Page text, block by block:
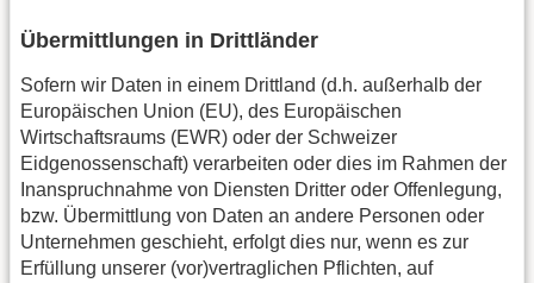
Übermittlungen in Drittländer
Sofern wir Daten in einem Drittland (d.h. außerhalb der
Europäischen Union (EU), des Europäischen
Wirtschaftsraums (EWR) oder der Schweizer
Eidgenossenschaft) verarbeiten oder dies im Rahmen der
Inanspruchnahme von Diensten Dritter oder Offenlegung,
bzw. Übermittlung von Daten an andere Personen oder
Unternehmen geschieht, erfolgt dies nur, wenn es zur
Erfüllung unserer (vor)vertraglichen Pflichten, auf